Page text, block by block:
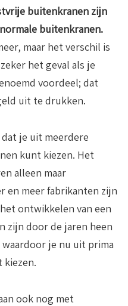
buitenkranen zijn
buitenkranen.
maar het verschil is
het geval als je
voordeel; dat
uit te drukken.
je uit meerdere
kunt kiezen. Het
alleen maar
en meer fabrikanten zijn
ontwikkelen van een
zijn door de jaren heen
je nu uit prima
ook nog met